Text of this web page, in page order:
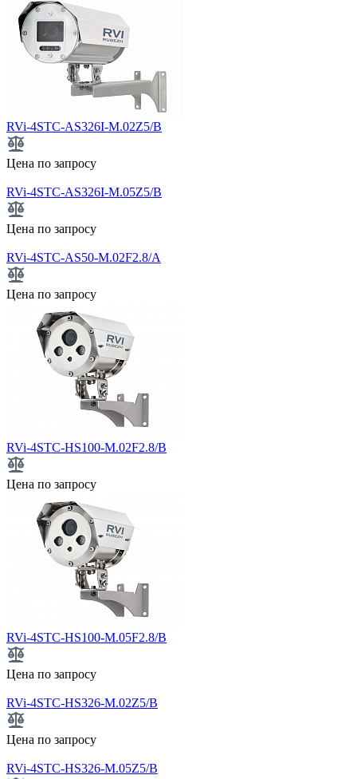
RVi-4STC-AS326I-M.02Z5/B
Цена по запросу
RVi-4STC-AS326I-M.05Z5/B
Цена по запросу
RVi-4STC-AS50-M.02F2.8/A
Цена по запросу
RVi-4STC-HS100-M.02F2.8/B
Цена по запросу
RVi-4STC-HS100-M.05F2.8/B
Цена по запросу
RVi-4STC-HS326-M.02Z5/B
Цена по запросу
RVi-4STC-HS326-M.05Z5/B